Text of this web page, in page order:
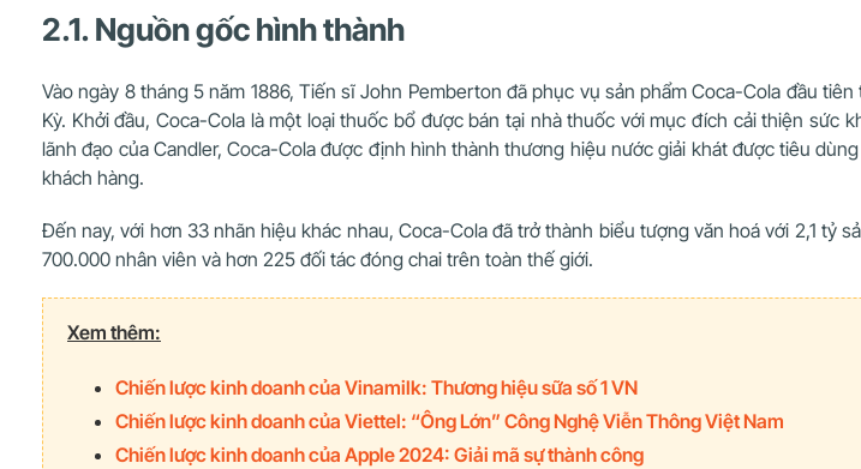
2.1. Nguồn gốc hình thành
Vào ngày 8 tháng 5 năm 1886, Tiến sĩ John Pemberton đã phục vụ sản phẩm Coca-Cola đầu
Kỳ. Khởi đầu, Coca-Cola là một loại thuốc bổ được bán tại nhà thuốc với mục đích cải thiện sức
lãnh đạo của Candler, Coca-Cola được định hình thành thương hiệu nước giải khát được tiêu
khách hàng.
Đến nay, với hơn 33 nhãn hiệu khác nhau, Coca-Cola đã trở thành biểu tượng văn hoá với 2,1 tỷ
700.000 nhân viên và hơn 225 đối tác đóng chai trên toàn thế giới.
Xem thêm:
Chiến lược kinh doanh của Vinamilk: Thương hiệu sữa số 1 VN
Chiến lược kinh doanh của Viettel: “Ông Lớn” Công Nghệ Viễn Thông Việt Nam
Chiến lược kinh doanh của Apple 2024: Giải mã sự thành công